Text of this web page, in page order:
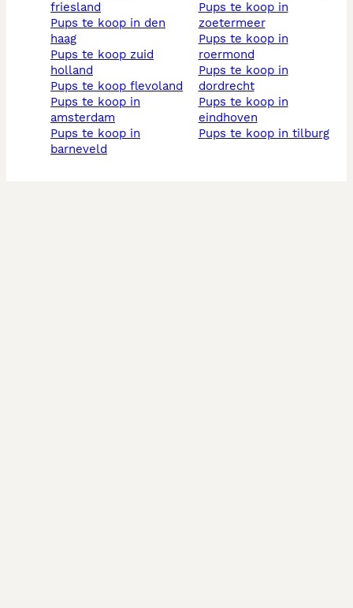
friesland
pups te koop in den
haag
pups te koop zuid
holland
pups te koop flevoland
pups te koop in
amsterdam
pups te koop in
barneveld
pups te koop in
zoetermeer
pups te koop in
roermond
pups te koop in
dordrecht
pups te koop in
eindhoven
pups te koop in tilburg